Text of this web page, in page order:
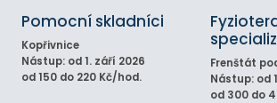
Pomocní skladníci
Kopřivnice
Nástup: od 1. září 2026
od 150 do 220 Kč/hod.
Frenštát
Nástup: od
od 300 do